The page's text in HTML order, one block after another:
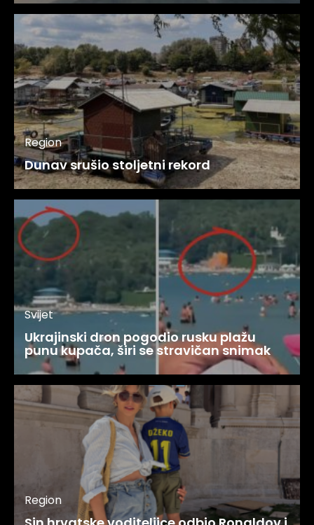
Region
Dunav srušio stoljetni rekord
Svijet
Ukrajinski dron pogodio rusku plažu
punu kupača, širi se stravičan snimak
Region